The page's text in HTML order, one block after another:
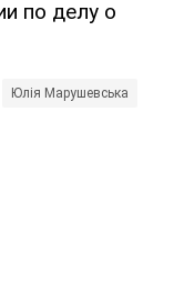
по делу о
Юлія Марушевська